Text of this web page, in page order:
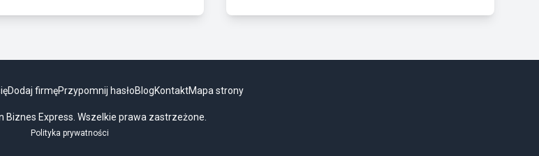
Dodaj firmęPrzypomnij hasłoBlogKontaktMapa strony
Biznes Express. Wszelkie prawa zastrzeżone.
Polityka prywatności